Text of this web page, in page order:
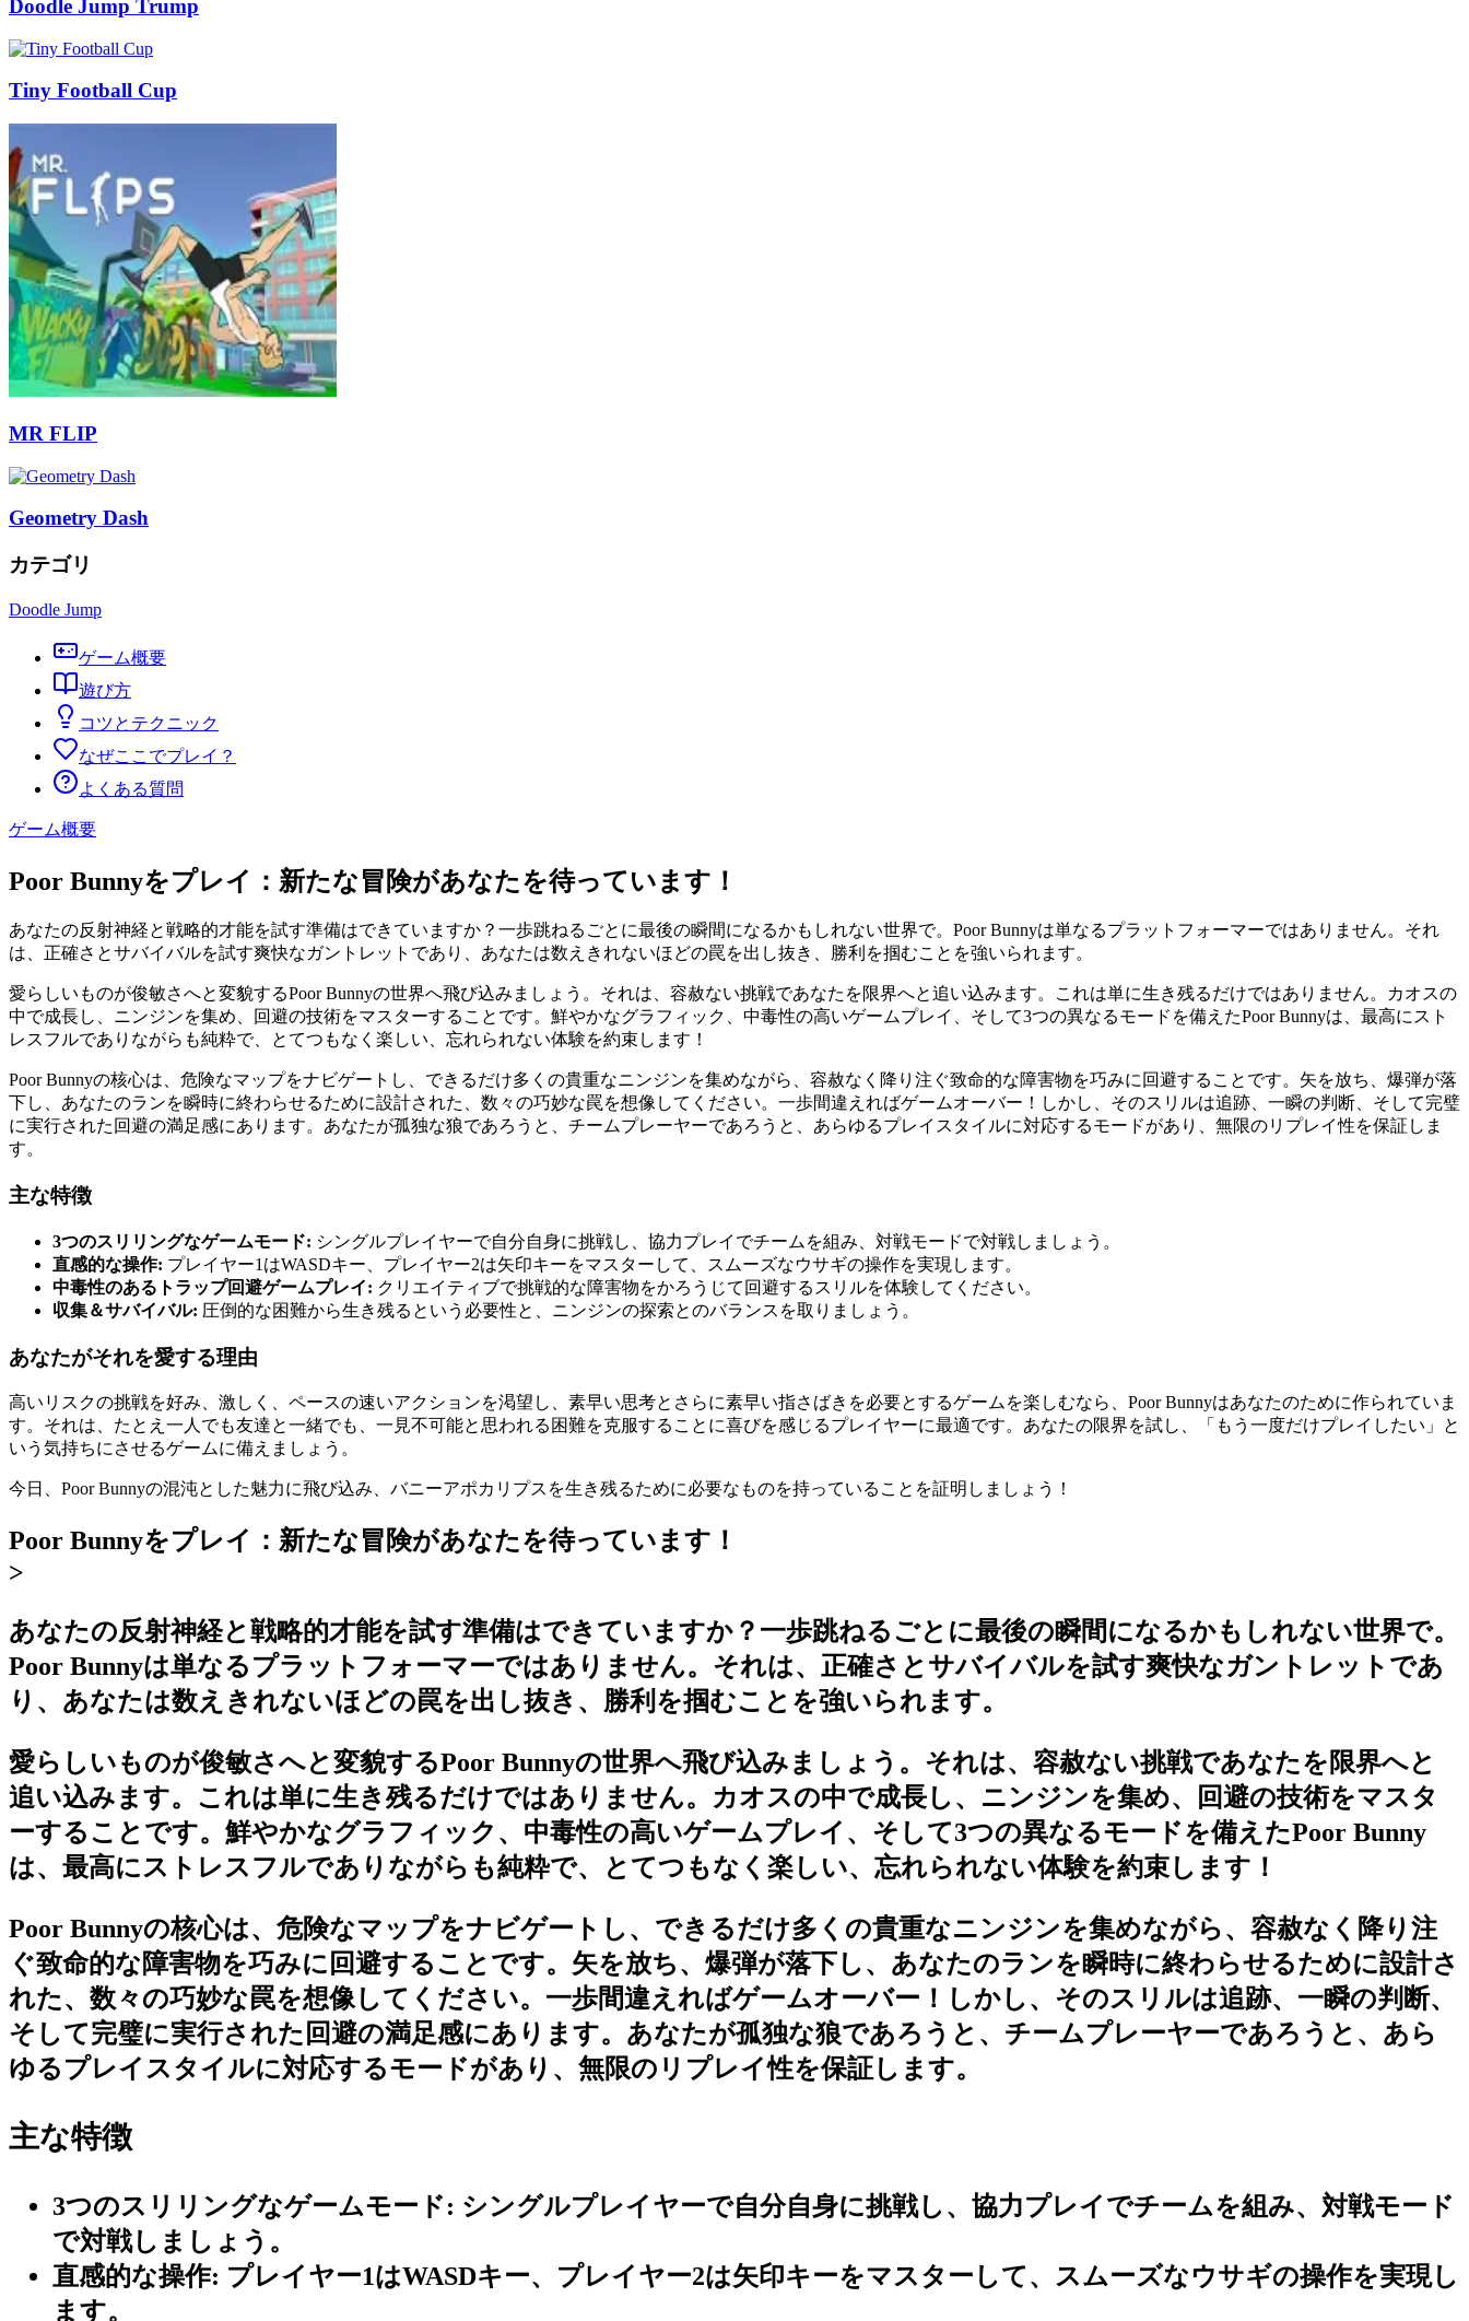
Doodle Jump Trump
Tiny Football Cup
MR FLIP
Geometry Dash
カテゴリ
Doodle Jump
ゲーム概要
遊び方
コツとテクニック
なぜここでプレイ？
よくある質問
ゲーム概要
Poor Bunnyをプレイ：新たな冒険があなたを待っています！
あなたの反射神経と戦略的才能を試す準備はできていますか？一歩跳ねるごとに最後の瞬間になるかもしれない世界で。Poor Bunnyは単なるプラットフォーマーではありません。それ
は、正確さとサバイバルを試す爽快なガントレットであり、あなたは数えきれないほどの罠を出し抜き、勝利を掴むことを強いられます。
愛らしいものが俊敏さへと変貌するPoor Bunnyの世界へ飛び込みましょう。それは、容赦ない挑戦であなたを限界へと追い込みます。これは単に生き残るだけではありません。カオスの
中で成長し、ニンジンを集め、回避の技術をマスターすることです。鮮やかなグラフィック、中毒性の高いゲームプレイ、そして3つの異なるモードを備えたPoor Bunnyは、最高にスト
レスフルでありながらも純粋で、とてつもなく楽しい、忘れられない体験を約束します！
Poor Bunnyの核心は、危険なマップをナビゲートし、できるだけ多くの貴重なニンジンを集めながら、容赦なく降り注ぐ致命的な障害物を巧みに回避することです。矢を放ち、爆弾が落
下し、あなたのランを瞬時に終わらせるために設計された、数々の巧妙な罠を想像してください。一歩間違えればゲームオーバー！しかし、そのスリルは追跡、一瞬の判断、そして完璧
に実行された回避の満足感にあります。あなたが孤独な狼であろうと、チームプレーヤーであろうと、あらゆるプレイスタイルに対応するモードがあり、無限のリプレイ性を保証しま
す。
主な特徴
3つのスリリングなゲームモード: シングルプレイヤーで自分自身に挑戦し、協力プレイでチームを組み、対戦モードで対戦しましょう。
直感的な操作: プレイヤー1はWASDキー、プレイヤー2は矢印キーをマスターして、スムーズなウサギの操作を実現します。
中毒性のあるトラップ回避ゲームプレイ: クリエイティブで挑戦的な障害物をかろうじて回避するスリルを体験してください。
収集＆サバイバル: 圧倒的な困難から生き残るという必要性と、ニンジンの探索とのバランスを取りましょう。
あなたがそれを愛する理由
高いリスクの挑戦を好み、激しく、ペースの速いアクションを渇望し、素早い思考とさらに素早い指さばきを必要とするゲームを楽しむなら、Poor Bunnyはあなたのために作られていま
す。それは、たとえ一人でも友達と一緒でも、一見不可能と思われる困難を克服することに喜びを感じるプレイヤーに最適です。あなたの限界を試し、「もう一度だけプレイしたい」と
いう気持ちにさせるゲームに備えましょう。
今日、Poor Bunnyの混沌とした魅力に飛び込み、バニーアポカリプスを生き残るために必要なものを持っていることを証明しましょう！
Poor Bunnyをプレイ：新たな冒険があなたを待っています！
>
あなたの反射神経と戦略的才能を試す準備はできていますか？一歩跳ねるごとに最後の瞬間になるかもしれない世界で。
Poor Bunnyは単なるプラットフォーマーではありません。それは、正確さとサバイバルを試す爽快なガントレットであ
り、あなたは数えきれないほどの罠を出し抜き、勝利を掴むことを強いられます。
愛らしいものが俊敏さへと変貌するPoor Bunnyの世界へ飛び込みましょう。それは、容赦ない挑戦であなたを限界へと
追い込みます。これは単に生き残るだけではありません。カオスの中で成長し、ニンジンを集め、回避の技術をマスタ
ーすることです。鮮やかなグラフィック、中毒性の高いゲームプレイ、そして3つの異なるモードを備えたPoor Bunny
は、最高にストレスフルでありながらも純粋で、とてつもなく楽しい、忘れられない体験を約束します！
Poor Bunnyの核心は、危険なマップをナビゲートし、できるだけ多くの貴重なニンジンを集めながら、容赦なく降り注
ぐ致命的な障害物を巧みに回避することです。矢を放ち、爆弾が落下し、あなたのランを瞬時に終わらせるために設計さ
れた、数々の巧妙な罠を想像してください。一歩間違えればゲームオーバー！しかし、そのスリルは追跡、一瞬の判断、
そして完璧に実行された回避の満足感にあります。あなたが孤独な狼であろうと、チームプレーヤーであろうと、あら
ゆるプレイスタイルに対応するモードがあり、無限のリプレイ性を保証します。
主な特徴
3つのスリリングなゲームモード: シングルプレイヤーで自分自身に挑戦し、協力プレイでチームを組み、対戦モード
で対戦しましょう。
直感的な操作: プレイヤー1はWASDキー、プレイヤー2は矢印キーをマスターして、スムーズなウサギの操作を実現し
ます。